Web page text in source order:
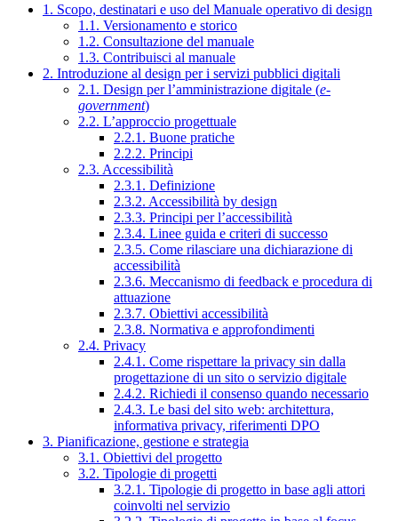
1. Scopo, destinatari e uso del Manuale operativo di design
1.1. Versionamento e storico
1.2. Consultazione del manuale
1.3. Contribuisci al manuale
2. Introduzione al design per i servizi pubblici digitali
2.1. Design per l’amministrazione digitale (e-
government)
2.2. L’approccio progettuale
2.2.1. Buone pratiche
2.2.2. Principi
2.3. Accessibilità
2.3.1. Definizione
2.3.2. Accessibilità by design
2.3.3. Principi per l’accessibilità
2.3.4. Linee guida e criteri di successo
2.3.5. Come rilasciare una dichiarazione di
accessibilità
2.3.6. Meccanismo di feedback e procedura di
attuazione
2.3.7. Obiettivi accessibilità
2.3.8. Normativa e approfondimenti
2.4. Privacy
2.4.1. Come rispettare la privacy sin dalla
progettazione di un sito o servizio digitale
2.4.2. Richiedi il consenso quando necessario
2.4.3. Le basi del sito web: architettura,
informativa privacy, riferimenti DPO
3. Pianificazione, gestione e strategia
3.1. Obiettivi del progetto
3.2. Tipologie di progetti
3.2.1. Tipologie di progetto in base agli attori
coinvolti nel servizio